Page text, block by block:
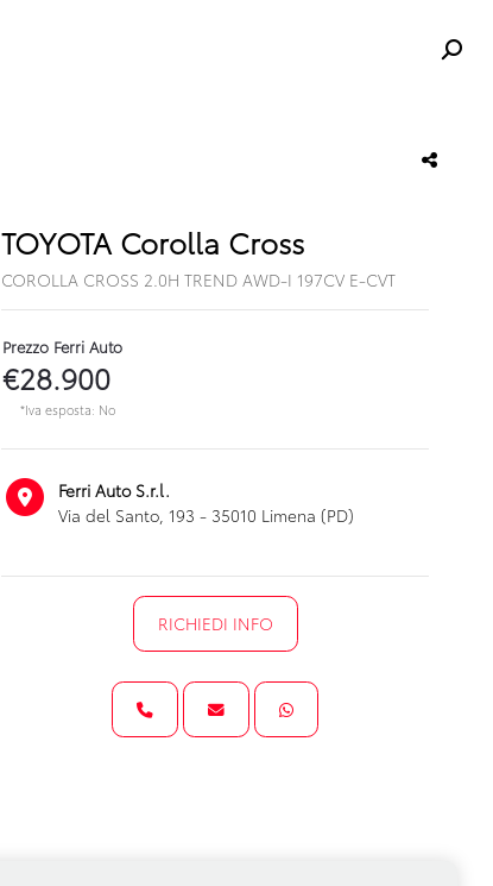
TOYOTA Corolla Cross
COROLLA CROSS 2.0H TREND AWD-I 197CV E-CVT
Prezzo Ferri Auto
€28.900
*Iva esposta: No
Ferri Auto S.r.l.
Via del Santo, 193 - 35010 Limena (PD)
RICHIEDI INFO